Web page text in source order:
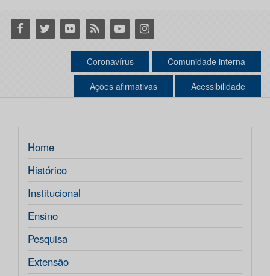
Facebook
Twitter Flickr RSS YoutubeInstagram
Coronavírus Comunidade interna
Ações afirmativas Acessibilidade
Home
Histórico
Institucional
Ensino
Pesquisa
Extensão